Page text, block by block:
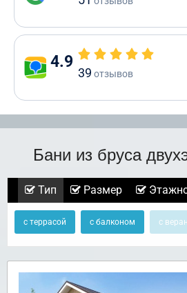
4.9
39 отзывов
Бани из бруса
Тип Размер
с террасой с балконом с